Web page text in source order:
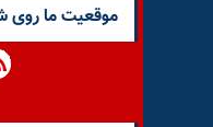
موقعيت ما روى